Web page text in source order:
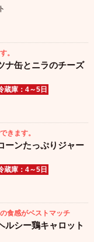
。
ナ缶とニラのチーズ
蔵庫：4～5日
きます。
ーンたっぷりジャー
蔵庫：4～5日
食感がベストマッチ
ルシー鶏キャロット